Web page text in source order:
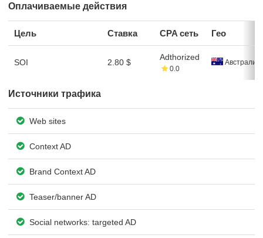
Оплачиваемые действия
Цель Ставка CPA сеть Гео
SOI 2.80 $
Adthorized
0.0
Австралия
Источники трафика
Web sites
Context AD
Brand Context AD
Teaser/banner AD
Social networks: targeted AD